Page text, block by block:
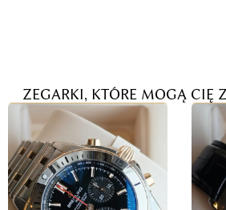
ZEGARKI, KTÓRE MOGĄ CIĘ